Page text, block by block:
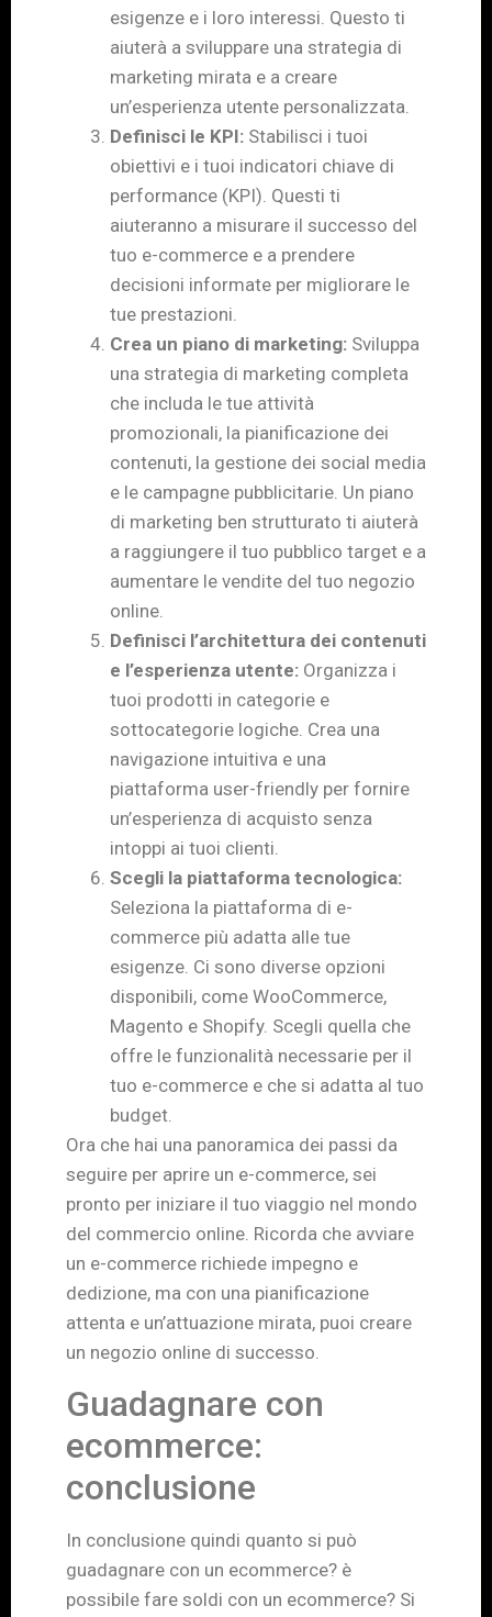
esigenze e i loro interessi. Questo ti
aiuterà a sviluppare una strategia di
marketing mirata e a creare
un’esperienza utente personalizzata.
Definisci le KPI: Stabilisci i tuoi
obiettivi e i tuoi indicatori chiave di
performance (KPI). Questi ti
aiuteranno a misurare il successo del
tuo e-commerce e a prendere
decisioni informate per migliorare le
tue prestazioni.
Crea un piano di marketing: Sviluppa
una strategia di marketing completa
che includa le tue attività
promozionali, la pianificazione dei
contenuti, la gestione dei social media
e le campagne pubblicitarie. Un piano
di marketing ben strutturato ti aiuterà
a raggiungere il tuo pubblico target e a
aumentare le vendite del tuo negozio
online.
Definisci l’architettura dei contenuti
e l’esperienza utente: Organizza i
tuoi prodotti in categorie e
sottocategorie logiche. Crea una
navigazione intuitiva e una
piattaforma user-friendly per fornire
un’esperienza di acquisto senza
intoppi ai tuoi clienti.
Scegli la piattaforma tecnologica:
Seleziona la piattaforma di e-
commerce più adatta alle tue
esigenze. Ci sono diverse opzioni
disponibili, come WooCommerce,
Magento e Shopify. Scegli quella che
offre le funzionalità necessarie per il
tuo e-commerce e che si adatta al tuo
budget.
Ora che hai una panoramica dei passi da
seguire per aprire un e-commerce, sei
pronto per iniziare il tuo viaggio nel mondo
del commercio online. Ricorda che avviare
un e-commerce richiede impegno e
dedizione, ma con una pianificazione
attenta e un’attuazione mirata, puoi creare
un negozio online di successo.
Guadagnare con
ecommerce:
conclusione
In conclusione quindi quanto si può
guadagnare con un ecommerce? è
possibile fare soldi con un ecommerce? Si